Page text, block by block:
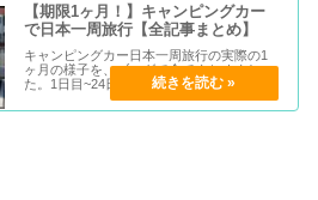
【期限1ヶ月！】キャンピングカー
で日本一周旅行【全記事まとめ】
キャンピングカー日本一周旅行の実際の1
ヶ月の様子を、ブログで全てまとめまし
た。1日目~24日目までの様子を見れるの
で、実際に出発する方は参考にしてみてく
ださい。